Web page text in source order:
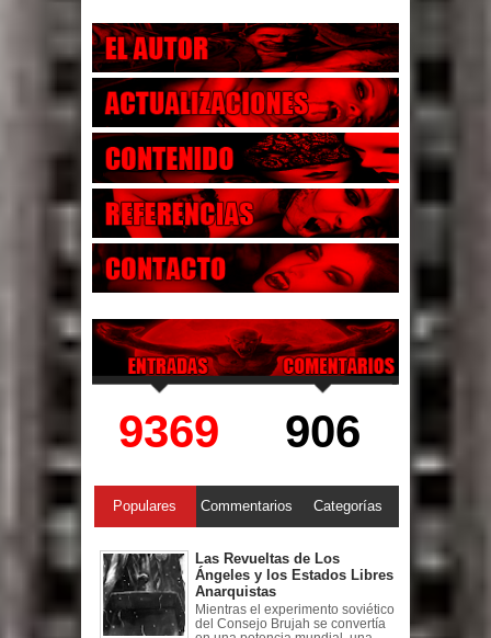
9369 906
Populares Commentarios Categorías
Las Revueltas de Los
Ángeles y los Estados Libres
Anarquistas
Mientras el experimento soviético
del Consejo Brujah se convertía